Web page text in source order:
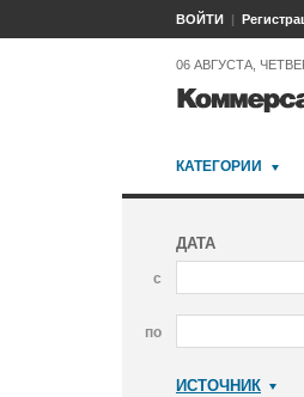
ВОЙТИ
06 АВГУСТА,
КАТЕГОРИИ
ДАТА
с
по
ИСТОЧНИК